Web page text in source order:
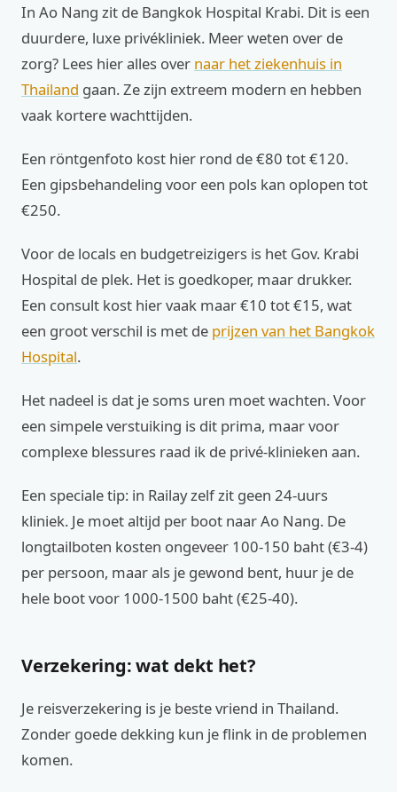
In Ao Nang zit de Bangkok Hospital Krabi. Dit is een
duurdere, luxe privékliniek. Meer weten over de
zorg? Lees hier alles over naar het ziekenhuis in
Thailand gaan. Ze zijn extreem modern en hebben
vaak kortere wachttijden.
Een röntgenfoto kost hier rond de €80 tot €120.
Een gipsbehandeling voor een pols kan oplopen tot
€250.
Voor de locals en budgetreizigers is het Gov. Krabi
Hospital de plek. Het is goedkoper, maar drukker.
Een consult kost hier vaak maar €10 tot €15, wat
een groot verschil is met de prijzen van het Bangkok
Hospital.
Het nadeel is dat je soms uren moet wachten. Voor
een simpele verstuiking is dit prima, maar voor
complexe blessures raad ik de privé-klinieken aan.
Een speciale tip: in Railay zelf zit geen 24-uurs
kliniek. Je moet altijd per boot naar Ao Nang. De
longtailboten kosten ongeveer 100-150 baht (€3-4)
per persoon, maar als je gewond bent, huur je de
hele boot voor 1000-1500 baht (€25-40).
Verzekering: wat dekt het?
Je reisverzekering is je beste vriend in Thailand.
Zonder goede dekking kun je flink in de problemen
komen.